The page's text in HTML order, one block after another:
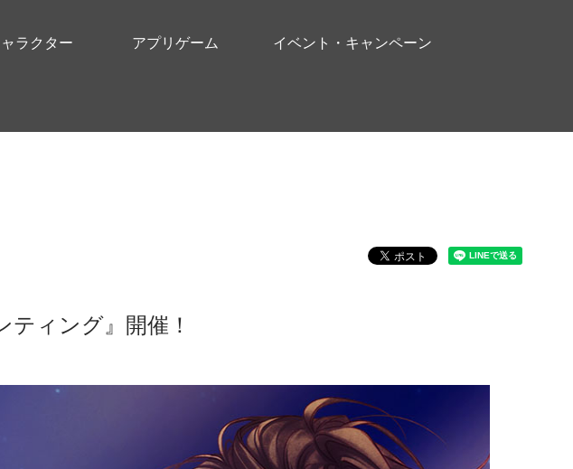
ラクター アプリゲーム イベント・キャンペーン
ィング』開催！